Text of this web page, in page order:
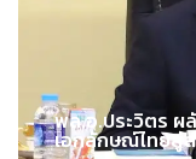
พล.อ.ประวิตร ผ
เอกลักษณ์ไทยสู่